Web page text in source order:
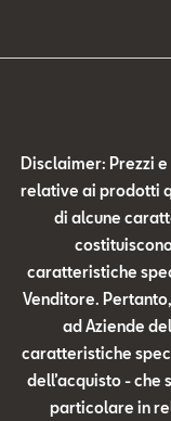
Disclaimer: Prezzi
relative ai prodotti
di alcune
caratteristiche
Venditore.
ad Aziende
caratteristiche
dell’acquisto - che
particolare in